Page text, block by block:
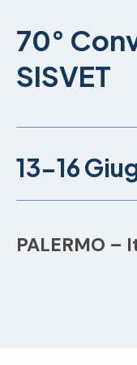
70°
SISVET
13-16
PALERMO –